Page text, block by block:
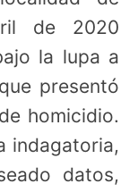
de 2020
la lupa a
presentó
homicidio.
indagatoria,
datos,